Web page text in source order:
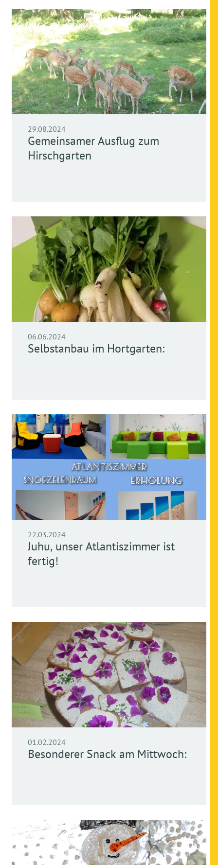
29.08.2024
Gemeinsamer Ausflug zum
Hirschgarten
06.06.2024
Selbstanbau im Hortgarten:
22.03.2024
Juhu, unser Atlantiszimmer ist
fertig!
01.02.2024
Besonderer Snack am Mittwoch: